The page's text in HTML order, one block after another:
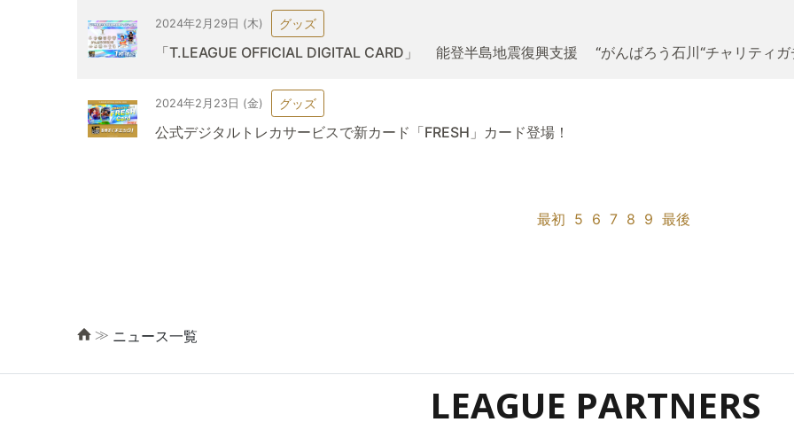
2024年2月29日 (木) グッズ
「T.LEAGUE OFFICIAL DIGITAL CARD」 能登半島地震復興支援 “がんばろう石川“チャリティガ
2024年2月23日 (金) グッズ
公式デジタルトレカサービスで新カード「FRESH」カード登場！
最初 5 6 7 8 9 最後
≫ ニュース一覧
LEAGUE PARTNERS